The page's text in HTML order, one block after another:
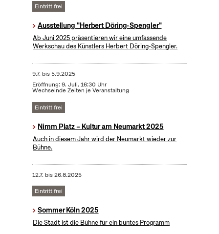
Eintritt frei
Ausstellung "Herbert Döring-Spengler"
Ab Juni 2025 präsentieren wir eine umfassende
Werkschau des Künstlers Herbert Döring-Spengler.
9.7. bis5.9.2025
Eröffnung: 9. Juli, 16:30 Uhr
Wechselnde Zeiten je Veranstaltung
Eintritt frei
Nimm Platz – Kultur am Neumarkt 2025
Auch in diesem Jahr wird der Neumarkt wieder zur
Bühne.
12.7. bis26.8.2025
Eintritt frei
Sommer Köln 2025
Die Stadt ist die Bühne für ein buntes Programm